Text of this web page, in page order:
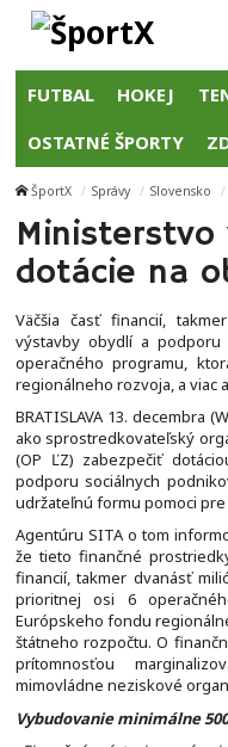
FUTBAL HOKEJ
OSTATNÉ ŠPORTY
ŠportX Správy Slovensko
dotácie na
Väčšia časť financií,
výstavby obydlí a
operačného programu,
regionálneho rozvoja, a viac
BRATISLAVA 13. decembra
ako sprostredkovateľský
(OP ĽZ) zabezpečiť
podporu sociálnych
udržateľnú formu pomoci
Agentúru SITA o tom
že tieto finančné
financií, takmer dvanásť
prioritnej osi 6
Európskeho fondu
štátneho rozpočtu. O
prítomnosťou
mimovládne neziskové
Vybudovanie minimálne